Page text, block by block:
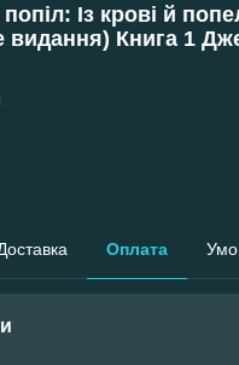
Із крові й
видання) Книга 1
Оплата